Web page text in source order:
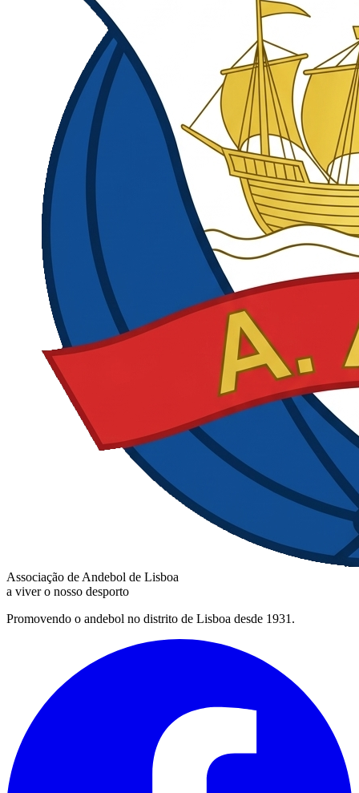
Associação de Andebol de Lisboa
a viver o nosso desporto
Promovendo o andebol no distrito de Lisboa desde 1931.